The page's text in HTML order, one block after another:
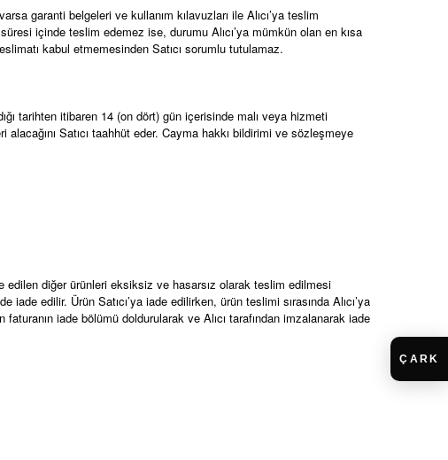
garanti belgeleri ve kullanım kılavuzları ile Alıcı’ya teslim
içinde teslim edemez ise, durumu Alıcı’ya mümkün olan en kısa
kabul etmemesinden Satıcı sorumlu tutulamaz.
tarihten itibaren 14 (on dört) gün içerisinde malı veya hizmeti
alacağını Satıcı taahhüt eder. Cayma hakkı bildirimi ve sözleşmeye
diğer ürünleri eksiksiz ve hasarsız olarak teslim edilmesi
edilir. Ürün Satıcı’ya iade edilirken, ürün teslimi sırasında Alıcı’ya
iade bölümü doldurularak ve Alıcı tarafından imzalanarak iade